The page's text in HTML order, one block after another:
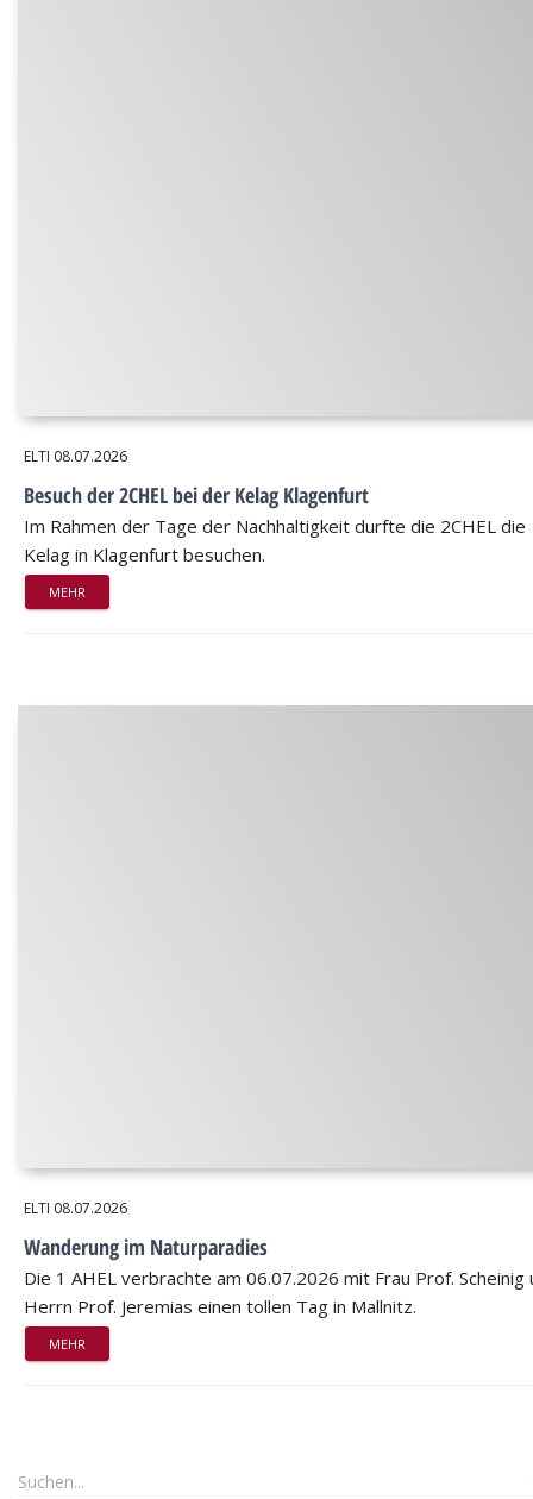
ELTI 08.07.2026
Besuch der 2CHEL bei der Kelag Klagenfurt
Im Rahmen der Tage der Nachhaltigkeit durfte die 2CHEL die
Kelag in Klagenfurt besuchen.
MEHR
ELTI 08.07.2026
Wanderung im Naturparadies
Die 1 AHEL verbrachte am 06.07.2026 mit Frau Prof. Scheinig
Herrn Prof. Jeremias einen tollen Tag in Mallnitz.
MEHR